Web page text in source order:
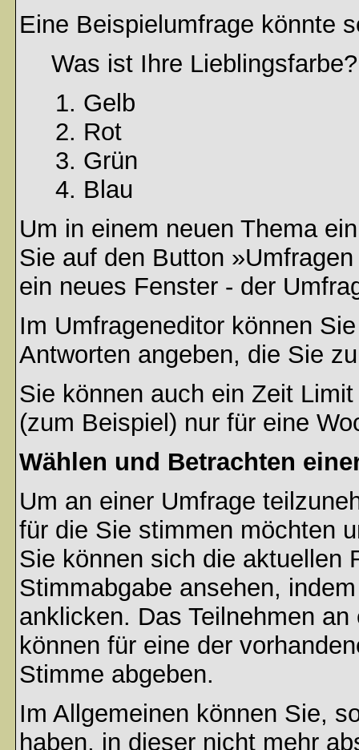
Eine Beispielumfrage könnte
Was ist Ihre Lieblingsfarbe?
Gelb
Rot
Grün
Blau
Um in einem neuen Thema
Sie auf den Button
ein neues Fenster - der
Im Umfrageneditor können
Antworten angeben, die Sie
Sie können auch ein Zeit
(zum Beispiel) nur für eine
Wählen und Betrachten
Um an einer Umfrage
für die Sie stimmen möchten
Sie können sich die aktuellen
Stimmabgabe ansehen,
anklicken. Das Teilnehmen
können für eine der
Stimme abgeben.
Im Allgemeinen können Sie,
haben, in dieser nicht mehr